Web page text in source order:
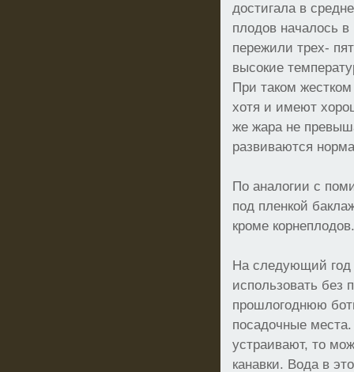
достигала в
плодов началось
пережили трех-
высокие
При таком
хотя и имеют
же жара не
развиваются
По аналогии с
под пленкой
кроме
На следующий год
использовать без
прошлогоднюю
посадочные
устраивают, то
канавки. Вода в